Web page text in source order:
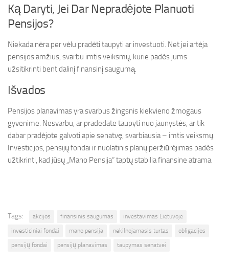
Ką Daryti, Jei Dar Nepradėjote Planuoti
Pensijos?
Niekada nėra per vėlu pradėti taupyti ar investuoti. Net jei artėja
pensijos amžius, svarbu imtis veiksmų, kurie padės jums
užsitikrinti bent dalinį finansinį saugumą.
Išvados
Pensijos planavimas yra svarbus žingsnis kiekvieno žmogaus
gyvenime. Nesvarbu, ar pradedate taupyti nuo jaunystės, ar tik
dabar pradėjote galvoti apie senatvę, svarbiausia – imtis veiksmų.
Investicijos, pensijų fondai ir nuolatinis planų peržiūrėjimas padės
užtikrinti, kad jūsų „Mano Pensija“ taptų stabilia finansine atrama.
Tags: akcijos finansinis saugumas
investavimas Lietuvoje
investiciniai fondai
mano pensija nekilnojamasis turtas
obligacijos
pensijų fondai
pensijų planavimas taupymas senatvei